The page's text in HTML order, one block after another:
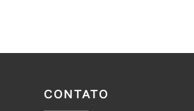
CONTATO